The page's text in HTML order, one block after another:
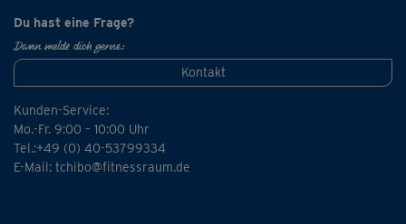
Du hast eine Frage?
Dann melde dich gerne:
Kontakt
Kunden-Service:
Mo.-Fr. 9:00 – 10:00 Uhr
Tel.:+49 (0) 40-53799334
E-Mail: tchibo@fitnessraum.de